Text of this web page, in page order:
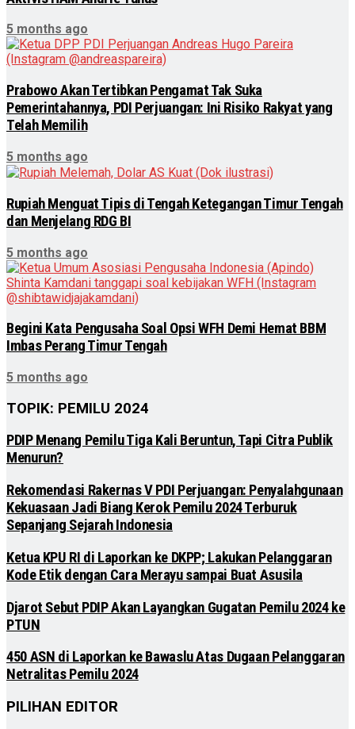
5 months ago
Prabowo Akan Tertibkan Pengamat Tak Suka
Pemerintahannya, PDI Perjuangan: Ini Risiko Rakyat yang
Telah Memilih
5 months ago
Rupiah Menguat Tipis di Tengah Ketegangan Timur Tengah
dan Menjelang RDG BI
5 months ago
Begini Kata Pengusaha Soal Opsi WFH Demi Hemat BBM
Imbas Perang Timur Tengah
5 months ago
TOPIK: PEMILU 2024
PDIP Menang Pemilu Tiga Kali Beruntun, Tapi Citra Publik
Menurun?
Rekomendasi Rakernas V PDI Perjuangan: Penyalahgunaan
Kekuasaan Jadi Biang Kerok Pemilu 2024 Terburuk
Sepanjang Sejarah Indonesia
Ketua KPU RI di Laporkan ke DKPP; Lakukan Pelanggaran
Kode Etik dengan Cara Merayu sampai Buat Asusila
Djarot Sebut PDIP Akan Layangkan Gugatan Pemilu 2024 ke
PTUN
450 ASN di Laporkan ke Bawaslu Atas Dugaan Pelanggaran
Netralitas Pemilu 2024
PILIHAN EDITOR